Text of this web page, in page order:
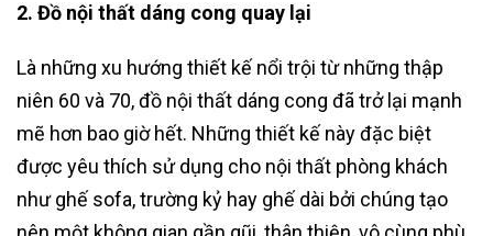
2. Đồ nội thất dáng cong quay lại
Là những xu hướng thiết kế nổi trội từ những thập
niên 60 và 70, đồ nội thất dáng cong đã trở lại mạnh
mẽ hơn bao giờ hết. Những thiết kế này đặc biệt
được yêu thích sử dụng cho nội thất phòng khách
như ghế sofa, trường kỷ hay ghế dài bởi chúng tạo